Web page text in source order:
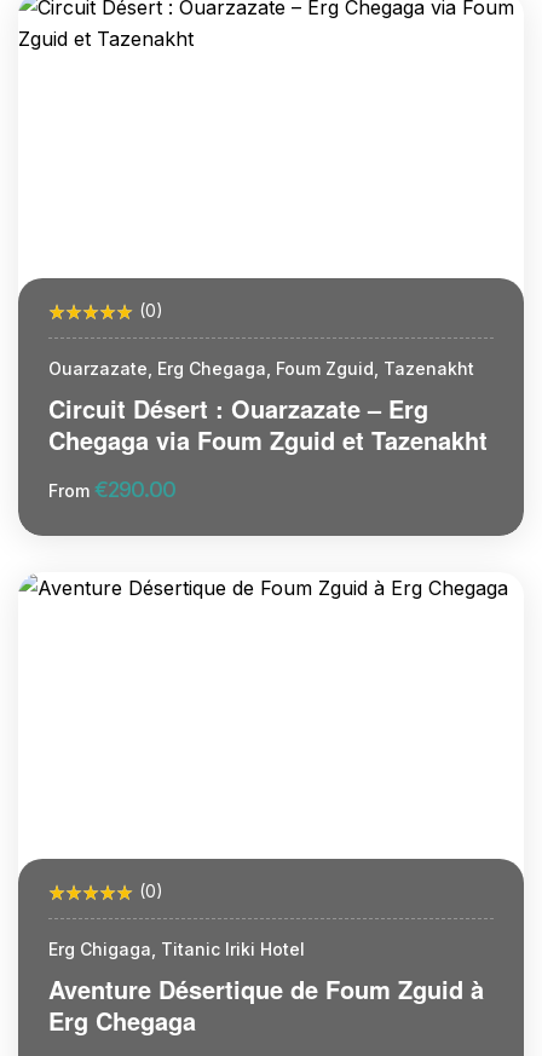
More Information
(0)
Ouarzazate, Erg Chegaga, Foum Zguid, Tazenakht
Circuit Désert : Ouarzazate – Erg
Chegaga via Foum Zguid et Tazenakht
From €290.00
More Information
(0)
Erg Chigaga, Titanic Iriki Hotel
Aventure Désertique de Foum Zguid à
Erg Chegaga